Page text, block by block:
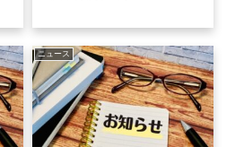
メントセミナー2026に
今年も登壇します！こ
れから迎える転換期に
どう備えるかをお話し
します。
ニュース